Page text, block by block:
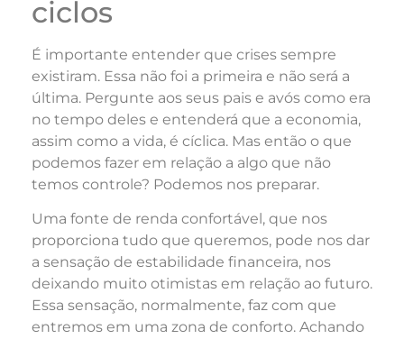
ciclos
É importante entender que crises sempre
existiram. Essa não foi a primeira e não será a
última. Pergunte aos seus pais e avós como era
no tempo deles e entenderá que a economia,
assim como a vida, é cíclica. Mas então o que
podemos fazer em relação a algo que não
temos controle? Podemos nos preparar.
Uma fonte de renda confortável, que nos
proporciona tudo que queremos, pode nos dar
a sensação de estabilidade financeira, nos
deixando muito otimistas em relação ao futuro.
Essa sensação, normalmente, faz com que
entremos em uma zona de conforto. Achando